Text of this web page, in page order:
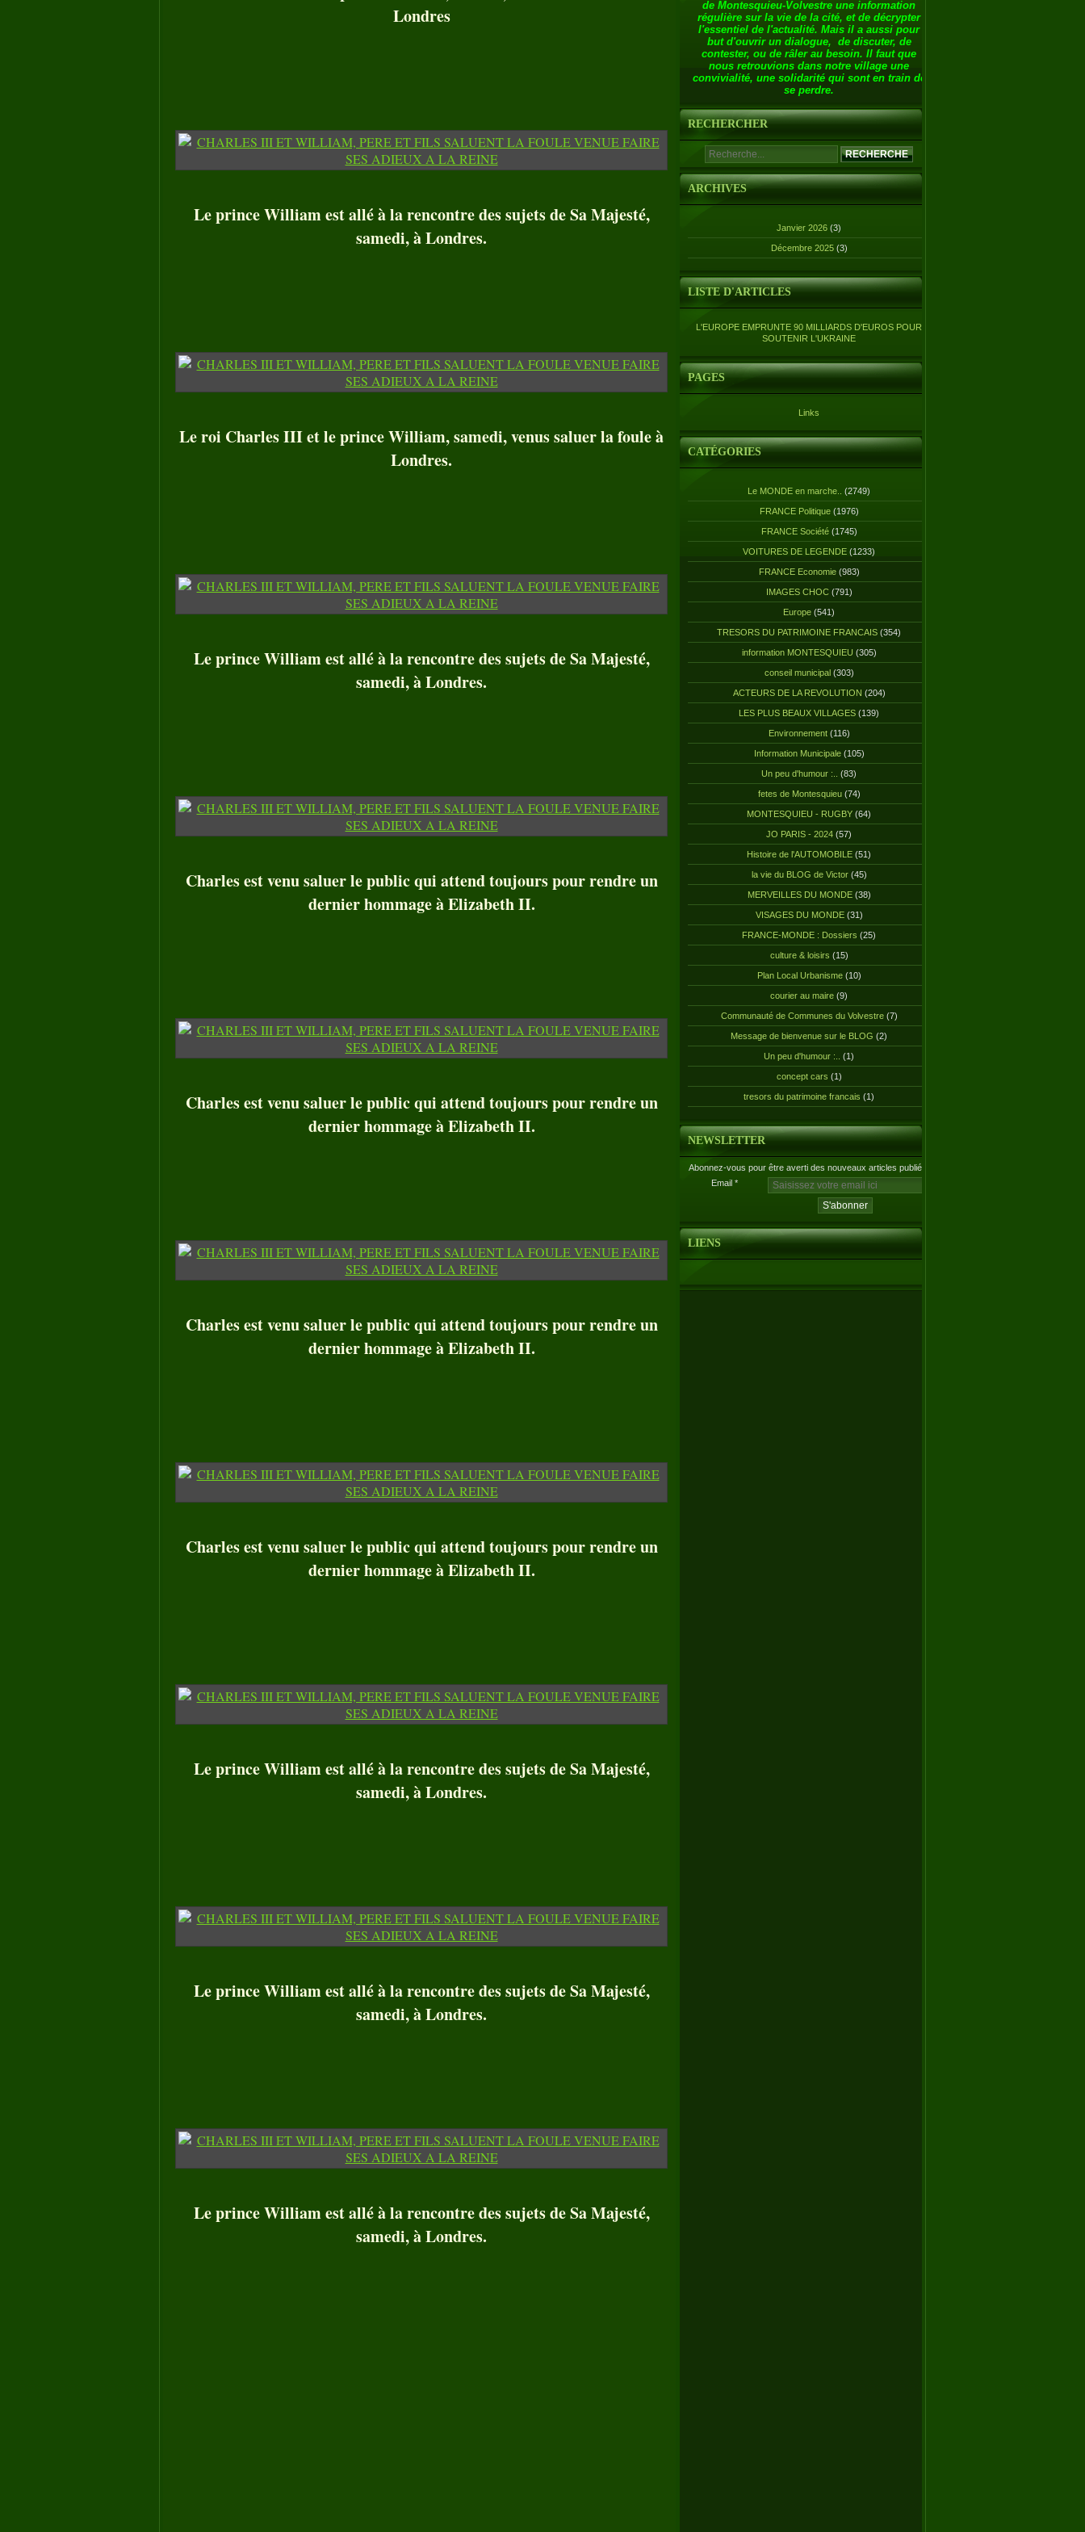
Londres
Le prince William est allé à la rencontre des sujets de Sa Majesté,
samedi, à Londres.
Le roi Charles III et le prince William, samedi, venus saluer la foule à
Londres.
Le prince William est allé à la rencontre des sujets de Sa Majesté,
samedi, à Londres.
Charles est venu saluer le public qui attend toujours pour rendre un
dernier hommage à Elizabeth II.
Charles est venu saluer le public qui attend toujours pour rendre un
dernier hommage à Elizabeth II.
Charles est venu saluer le public qui attend toujours pour rendre un
dernier hommage à Elizabeth II.
Charles est venu saluer le public qui attend toujours pour rendre un
dernier hommage à Elizabeth II.
Le prince William est allé à la rencontre des sujets de Sa Majesté,
samedi, à Londres.
Le prince William est allé à la rencontre des sujets de Sa Majesté,
samedi, à Londres.
Le prince William est allé à la rencontre des sujets de Sa Majesté,
samedi, à Londres.
de Montesquieu-Volvestre une information
régulière sur la vie de la cité, et de décrypter
l'essentiel de l'actualité. Mais il a aussi pour
but d'ouvrir un dialogue, de discuter, de
contester, ou de râler au besoin. Il faut que
nous retrouvions dans notre village une
convivialité, une solidarité qui sont en train de
se perdre.
RECHERCHER
ARCHIVES
Janvier 2026 (3)
Décembre 2025 (3)
LISTE D'ARTICLES
L'EUROPE EMPRUNTE 90 MILLIARDS D'EUROS POUR
SOUTENIR L'UKRAINE
PAGES
Links
CATÉGORIES
Le MONDE en marche.. (2749)
FRANCE Politique(1976)
FRANCE Société(1745)
VOITURES DE LEGENDE (1233)
FRANCE Economie(983)
IMAGES CHOC(791)
Europe (541)
TRESORS DU PATRIMOINE FRANCAIS (354)
information MONTESQUIEU (305)
conseil municipal(303)
ACTEURS DE LA REVOLUTION (204)
LES PLUS BEAUX VILLAGES (139)
Environnement(116)
Information Municipale(105)
Un peu d'humour :.. (83)
fetes de Montesquieu(74)
MONTESQUIEU - RUGBY (64)
JO PARIS - 2024 (57)
Histoire de l'AUTOMOBILE (51)
la vie du BLOG de Victor(45)
MERVEILLES DU MONDE(38)
VISAGES DU MONDE(31)
FRANCE-MONDE : Dossiers (25)
culture & loisirs (15)
Plan Local Urbanisme(10)
courier au maire (9)
Communauté de Communes du Volvestre(7)
Message de bienvenue sur le BLOG (2)
Un peu d'humour :.. (1)
concept cars (1)
tresors du patrimoine francais (1)
NEWSLETTER
Abonnez-vous pour être averti des nouveaux articles publiés.
Email
LIENS